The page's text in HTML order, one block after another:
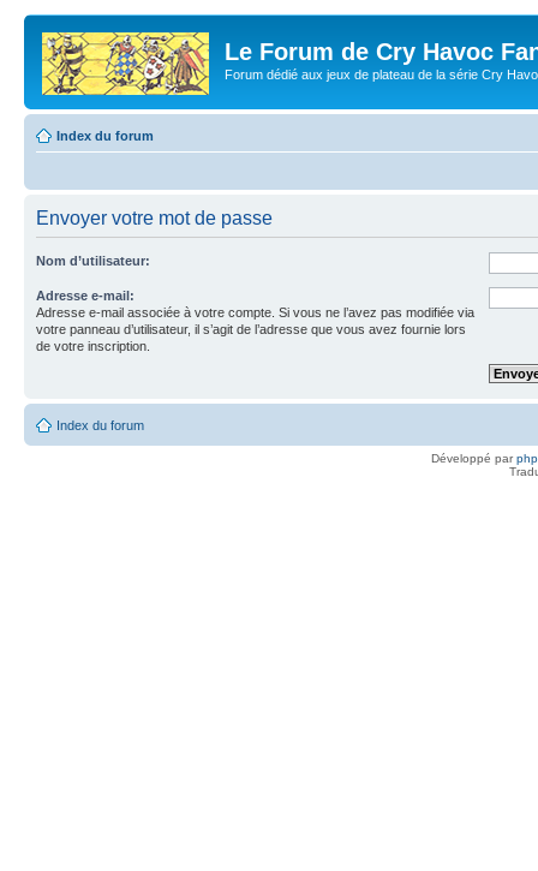
Le Forum de Cry Havoc
Forum dédié aux jeux de plateau de la série Cry
Index du forum
Envoyer votre mot de passe
Nom d’utilisateur:
Adresse e-mail:
Adresse e-mail associée à votre compte. Si vous ne l’avez pas modifiée via
votre panneau d’utilisateur, il s’agit de l’adresse que vous avez fournie lors
de votre inscription.
Index du forum
Développé par